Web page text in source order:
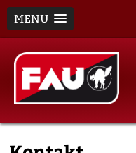
MENU
content